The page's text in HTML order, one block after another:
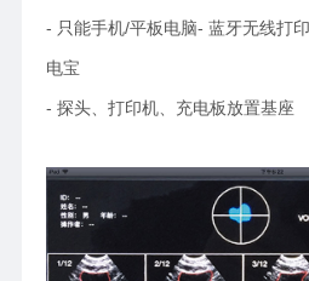
- 只能手机/平板电脑- 蓝牙无线
电宝
- 探头、打印机、充电板放